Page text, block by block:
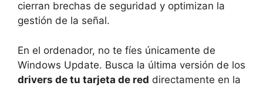
cierran brechas de seguridad y optimizan la
gestión de la señal.
En el ordenador, no te fíes únicamente de
Windows Update. Busca la última versión de los
drivers de tu tarjeta de red directamente en la